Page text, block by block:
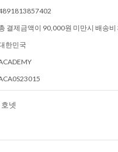
결제금액이 90,000원 미만시 배송
한민국
넷